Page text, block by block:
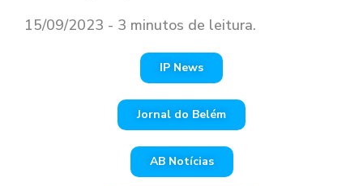
15/09/2023 - 3 minutos de leitura.
IP News
Jornal do Belém
AB Notícias